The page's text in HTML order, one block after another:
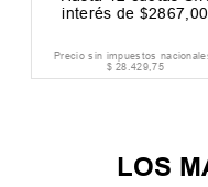
nacionales:
interés de
Precio sin
LOS